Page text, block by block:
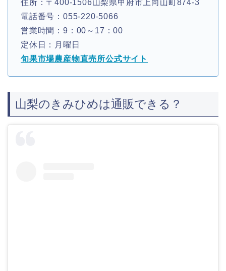
住所：〒400-1506山梨県甲府市上向山町874‐3
電話番号：055-220-5066
営業時間：9：00～17：00
定休日：月曜日
旬果市場農産物直売所公式サイト
山梨のきみひめは通販できる？